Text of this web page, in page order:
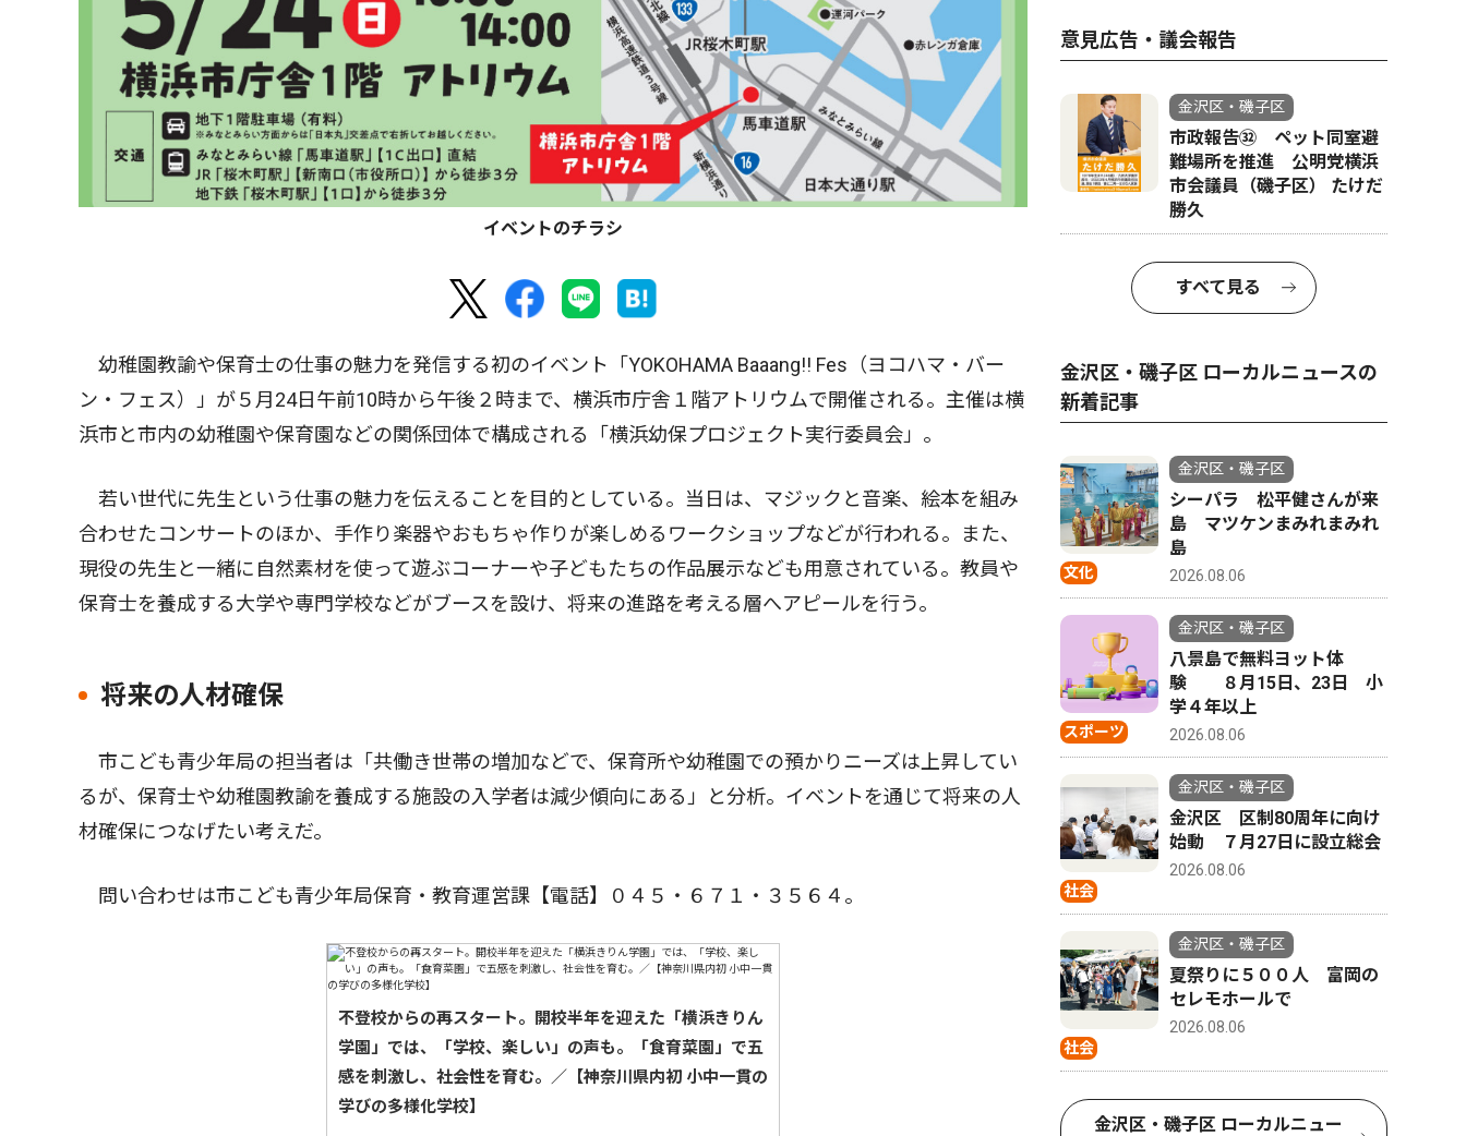
イベントのチラシ
幼稚園教諭や保育士の仕事の魅力を発信する初のイベント「YOKOHAMA Baaang!! Fes（ヨコハマ・バー
ン・フェス）」が５月24日午前10時から午後２時まで、横浜市庁舎１階アトリウムで開催される。主催は横
浜市と市内の幼稚園や保育園などの関係団体で構成される「横浜幼保プロジェクト実行委員会」。
若い世代に先生という仕事の魅力を伝えることを目的としている。当日は、マジックと音楽、絵本を組み
合わせたコンサートのほか、手作り楽器やおもちゃ作りが楽しめるワークショップなどが行われる。また、
現役の先生と一緒に自然素材を使って遊ぶコーナーや子どもたちの作品展示なども用意されている。教員や
保育士を養成する大学や専門学校などがブースを設け、将来の進路を考える層へアピールを行う。
将来の人材確保
市こども青少年局の担当者は「共働き世帯の増加などで、保育所や幼稚園での預かりニーズは上昇してい
るが、保育士や幼稚園教諭を養成する施設の入学者は減少傾向にある」と分析。イベントを通じて将来の人
材確保につなげたい考えだ。
問い合わせは市こども青少年局保育・教育運営課【電話】０４５・６７１・３５６４。
不登校からの再スタート。開校半年を迎えた「横浜きりん
学園」では、「学校、楽しい」の声も。「食育菜園」で五
感を刺激し、社会性を育む。／【神奈川県内初 小中一貫の
学びの多様化学校】
意見広告・議会報告
金沢区・磯子区
市政報告㉜ ペット同室避
難場所を推進 公明党横浜
市会議員（磯子区） たけだ
勝久
すべて見る
金沢区・磯子区 ローカルニュースの
新着記事
文化
金沢区・磯子区
シーパラ 松平健さんが来
島 マツケンまみれまみれ
島
2026.08.06
スポーツ
金沢区・磯子区
八景島で無料ヨット体
験 ８月15日、23日 小
学４年以上
2026.08.06
社会
金沢区・磯子区
金沢区 区制80周年に向け
始動 ７月27日に設立総会
2026.08.06
社会
金沢区・磯子区
夏祭りに５００人 富岡の
セレモホールで
2026.08.06
金沢区・磯子区 ローカルニュー